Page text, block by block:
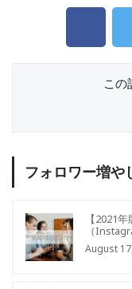
この
フォロワー増や
【2021
（
August